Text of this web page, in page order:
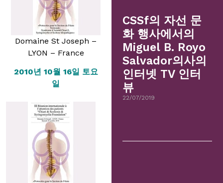
Domaine St Joseph –
LYON – France
2010년 10월 16일 토요
일
CSSf의 자선 문
화 행사에서의
Miguel B. Royo
Salvador의사의
인터넷 TV 인터
뷰
22/07/2019